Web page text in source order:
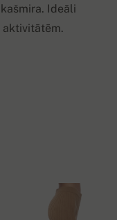
Ideāli
aktivitātēm.